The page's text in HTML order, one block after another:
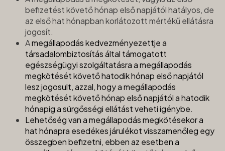
befizetést követő hónap első napjától hatályos, de
az első hat hónapban korlátozott mértékű ellátásra
jogosít.
Amegállapodás kedvezményezettje a
társadalombiztosítás által támogatott
egészségügyi szolgáltatásra a megállapodás
megkötését követő hatodik hónap első napjától
lesz jogosult, azzal, hogy a megállapodás
megkötését követő hónap első napjától a hatodik
hónapig a sürgősségi ellátást veheti igénybe.
Lehetőség van a megállapodás megkötésekor a
hat hónapra esedékes járulékot visszamenőleg egy
összegben befizetni, ebben az esetben a